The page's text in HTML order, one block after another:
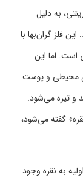
به دلیل
فلز گران‌بها با
است. اما این
محیطی و پوست
و تیره می‌شود.
گفته می‌شود،
به نقره وجود